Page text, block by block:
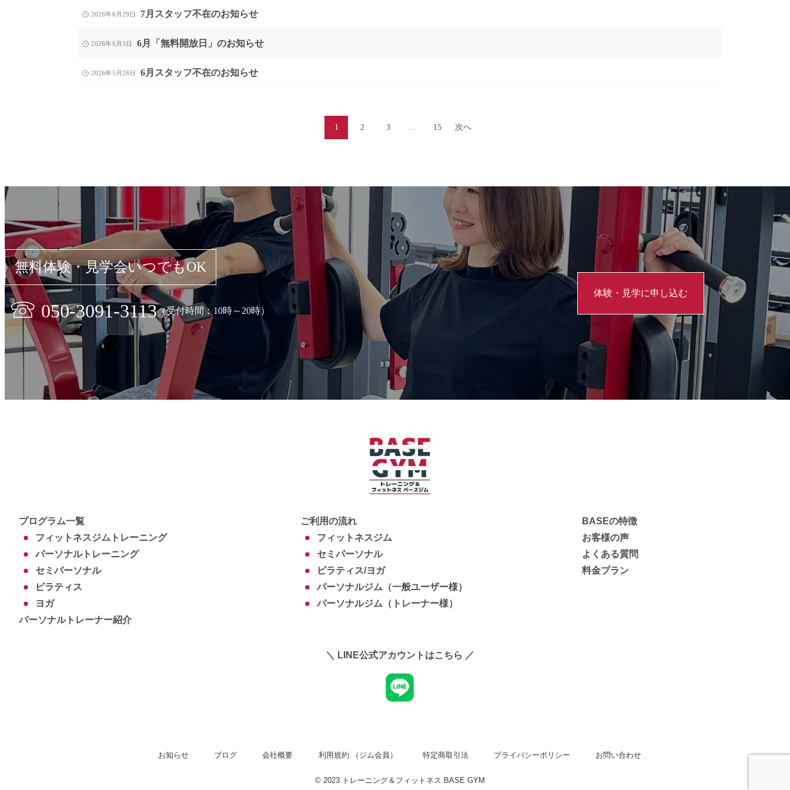
2026年6月29日 7月スタッフ不在のお知らせ
2026年6月3日 6月「無料開放日」のお知らせ
2026年5月28日 6月スタッフ不在のお知らせ
1 2 3 15 次へ
無料体験・見学会いつでもOK
050-3091-3113（受付時間：10時～20時）
体験・見学に申し込む
プログラム一覧
フィットネスジムトレーニング
パーソナルトレーニング
セミパーソナル
ピラティス
ヨガ
パーソナルトレーナー紹介
ご利用の流れ
フィットネスジム
セミパーソナル
ピラティス/ヨガ
パーソナルジム（一般ユーザー様）
パーソナルジム（トレーナー様）
BASEの特徴
お客様の声
よくある質問
料金プラン
＼ LINE公式アカウントはこちら ／
お知らせ ブログ 会社概要 利用規約 （ジム会員） 特定商取引法 プライバシーポリシー お問い合わせ
© 2023 トレーニング＆フィットネス BASE GYM